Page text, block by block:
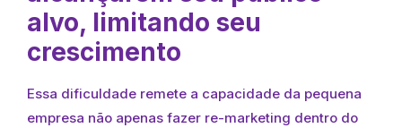
alvo, limitando seu
crescimento
Essa dificuldade remete a capacidade da pequena
empresa não apenas fazer re-marketing dentro do